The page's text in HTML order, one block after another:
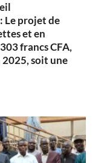
Le projet de
et en
francs CFA,
2025, soit une